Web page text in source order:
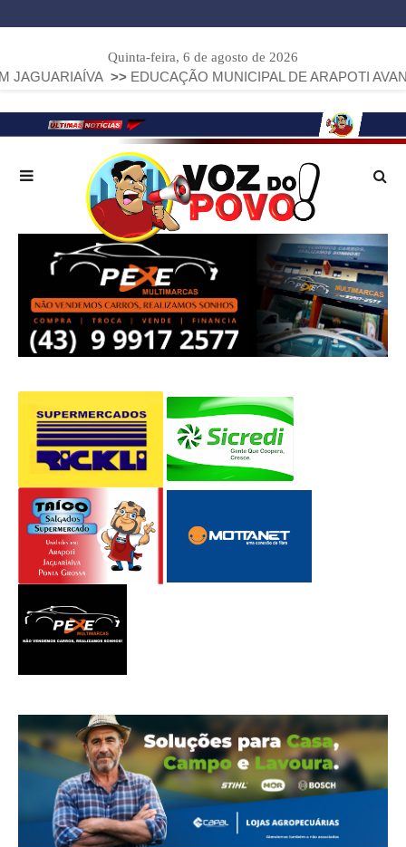
Quinta-feira, 6 de agosto de 2026
>> EDUCAÇÃO MUNICIPAL DE ARAPOTI AVANÇA E